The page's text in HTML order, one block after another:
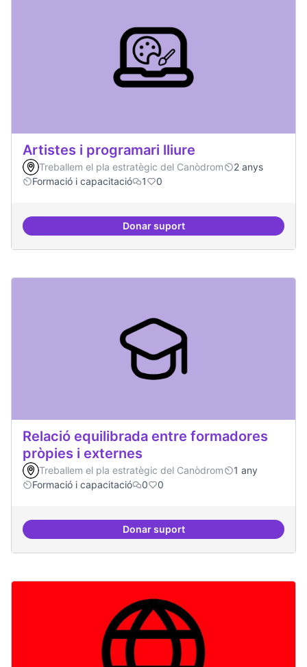
Artistes i programari lliure
Treballem el pla estratègic del Canòdrom
2 anys
Formació i capacitació
1 0
Donar suportArtistes i programari lliure
Relació equilibrada entre formadores
pròpies i externes
Treballem el pla estratègic del Canòdrom
1 any
Formació i capacitació
0 0
Donar suportRelació equilibrada entre